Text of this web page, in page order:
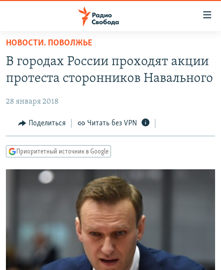
упрощенного
доступа
основному
Вернутся
главной
навигации
Вернутся
ПОДКАСТЫ
АВТОРСКИЕ ПРОЕКТЫ
ЦИТАТЫ СВОБОДЫ
МНЕНИЯ
IDEL.РЕАЛИИ
КАВКАЗ.РЕАЛИИ
РАСПИСАНИЕ ВЕЩАНИЯ
ПОДПИШИТЕСЬ НА РАССЫЛКУ
НОВОСТИ. ПОВОЛЖЬЕ
В городах России проходят акции
протеста сторонников Навального
28 января 2018
Поделиться Читать без VPN
Приоритетный источник в Google